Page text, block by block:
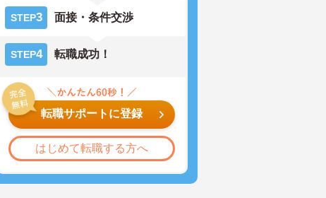
STEP3 面接・条件交渉
STEP4 転職成功！
転職サポートに登録
はじめて転職する方へ